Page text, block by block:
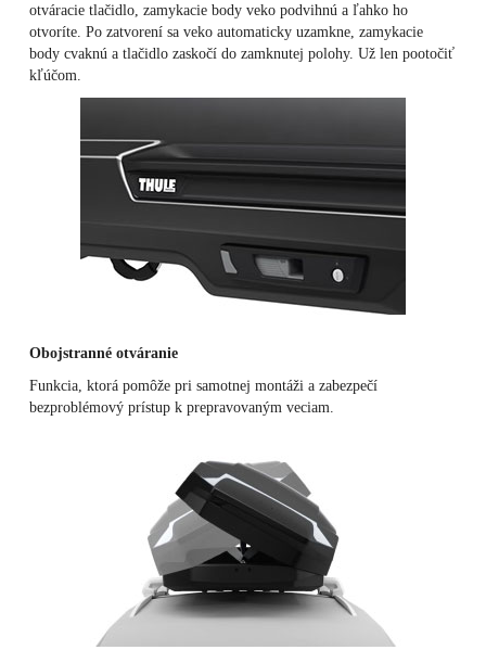
otváracie tlačidlo, zamykacie body veko podvihnú a ľahko ho
otvoríte. Po zatvorení sa veko automaticky uzamkne, zamykacie
body cvaknú a tlačidlo zaskočí do zamknutej polohy. Už len pootočiť
kľúčom.
Obojstranné otváranie
Funkcia, ktorá pomôže pri samotnej montáži a zabezpečí
bezproblémový prístup k prepravovaným veciam.